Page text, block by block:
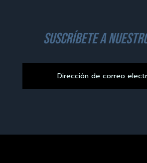
suscríbete a